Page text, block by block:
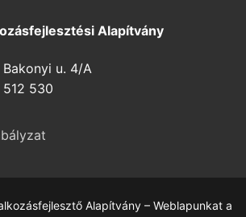
Alapítvány
u. 4/A
530
Alapítvány – Weblapunkat a